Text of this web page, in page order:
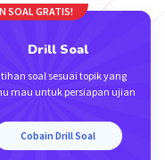
Level 73
mana tokoh-tokohnya,
dan menghadapi
SOAL GRATIS!
Drill Soal
soal sesuai topik yang
mau untuk persiapan ujian
Cobain Drill Soal